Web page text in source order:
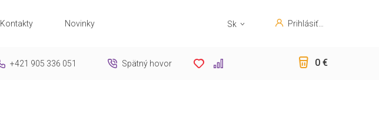
Kontakty Novinky
Sk
Prihlásiť
+421 905 336 051 Spätný hovor 0 €